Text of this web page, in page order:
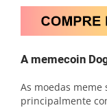
A memecoin
As moedas meme
principalmente